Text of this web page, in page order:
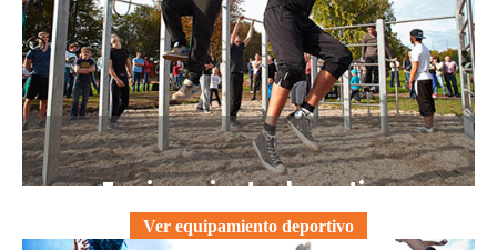
Equipamiento deportivo
Ver equipamiento deportivo